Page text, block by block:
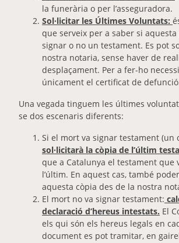
la funerària o per l’asseguradora.
Sol·licitar les Últimes Voluntats:
que serveix per a saber si aquesta
signar o no un testament. Es pot
nostra notaria, sense haver de
desplaçament. Per a fer-ho
únicament el certificat de
Una vegada tinguem les últimes
se dos escenaris diferents:
Si el mort va signar testament (un
sol·licitarà la còpia de l’últim
que a Catalunya el testament que
l’últim. En aquest cas, també
aquesta còpia des de la nostra
El mort no va signar testament:
declaració d’hereus intestats. El
els qui són els hereus legals en
document es pot tramitar, en